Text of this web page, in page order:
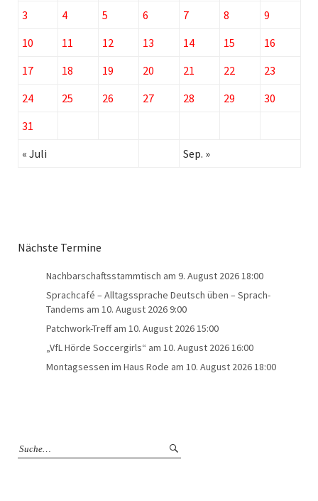
3
4 5 6 7 8
9
10
11 12 13 14 15
16
17
18 19 20 21 22
23
24
25 26 27 28 29
30
31
« Juli
Sep. »
Nächste Termine
Nachbarschaftsstammtisch am 9. August 2026 18:00
Sprachcafé – Alltagssprache Deutsch üben – Sprach-
Tandems am 10. August 2026 9:00
Patchwork-Treffam 10. August 2026 15:00
„VfL Hörde Soccergirls“ am 10. August 2026 16:00
Montagsessen im Haus Rode am 10. August 2026 18:00